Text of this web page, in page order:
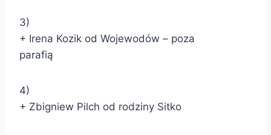
3)
+ Irena Kozik od Wojewodów – poza
parafią
4)
+ Zbigniew Pilch od rodziny Sitko